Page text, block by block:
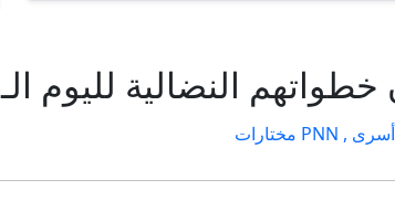
لليوم الـ16: إغلاق الأقسام ورفض "الفحص الأمنيّ"
أسرى , PNN مختارات